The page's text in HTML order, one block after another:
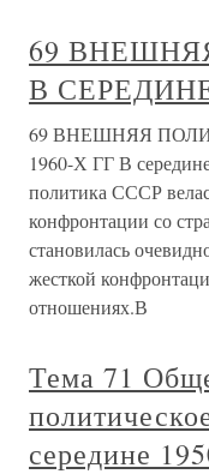
69
В СЕРЕДИНЕ
69 ВНЕШНЯЯ
1960-Х ГГ В
политика СССР
конфронтации со
становилась
жесткой
отношениях.В
Тема 71
середине